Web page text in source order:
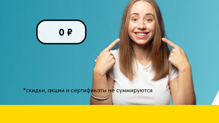
0 ₽
*скидки, акции и сертификаты не суммируются